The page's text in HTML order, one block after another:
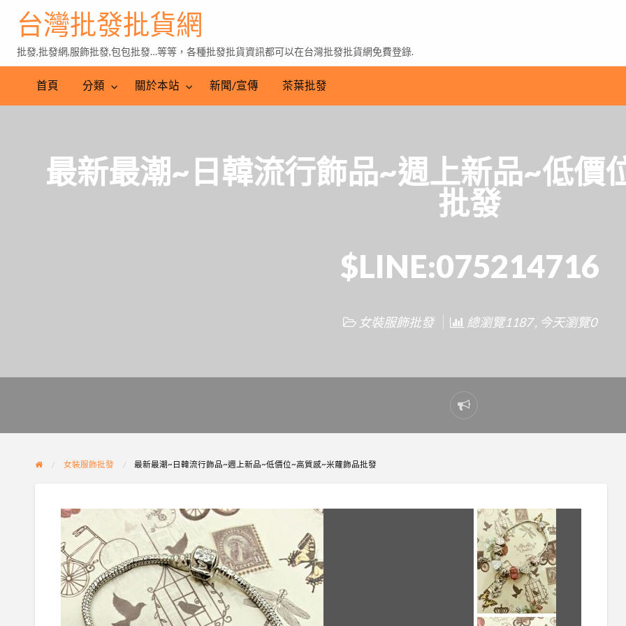
茶
發
台灣批發批貨網
批發,批發網,服飾批發,包包批發…等等，各種批發批貨資訊都可以在台灣批發批貨網免費登錄.
首頁 分類 關於本站 新聞/宣傳 茶葉批發
最新最潮~日韓流行飾品~週上新品~低價
批發
$LINE:075214716
女裝服飾批發 總瀏覽1187 , 今天瀏覽0
Report
problem
女裝服飾批發 最新最潮~日韓流行飾品~週上新品~低價位~高質感~米蘿飾品批發